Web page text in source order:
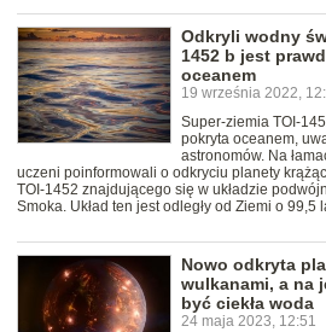
Odkryli wodny
1452 b jest
oceanem
19 września 2022,
Super-ziemia TOI-
pokryta oceanem,
astronomów. Na
uczeni poinformowali o odkryciu planety
TOI-1452 znajdującego się w układzie
Smoka. Układ ten jest odległy od Ziemi o 99,5
Nowo odkryta
wulkanami, a na
być ciekła woda
24 maja 2023, 12:51